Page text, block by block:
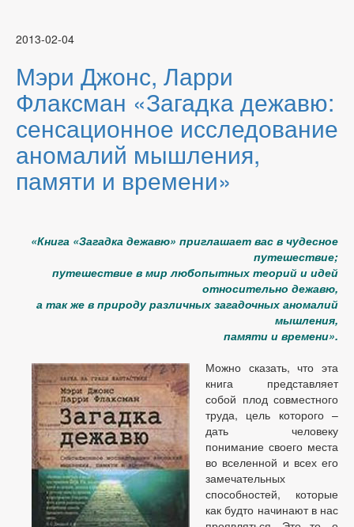
2013-02-04
Мэри Джонс, Ларри
Флаксман «Загадка дежавю:
сенсационное исследование
аномалий мышления,
памяти и времени»
«Книга «Загадка дежавю» приглашает вас в чудесное
путешествие;
путешествие в мир любопытных теорий и идей
относительно дежавю,
а так же в природу различных загадочных аномалий
мышления,
памяти и времени».
Можно сказать, что эта
книга представляет
собой плод совместного
труда, цель которого –
дать человеку
понимание своего места
во вселенной и всех его
замечательных
способностей, которые
как будто начинают в нас